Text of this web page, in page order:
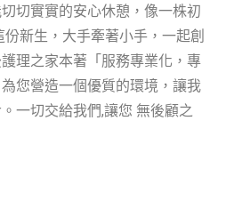
切實實的安心休憩，像一株初
新生，大手牽著小手，一起創
理之家本著「服務專業化，專
您營造一個優質的環境，讓我
一切交給我們,讓您 無後顧之